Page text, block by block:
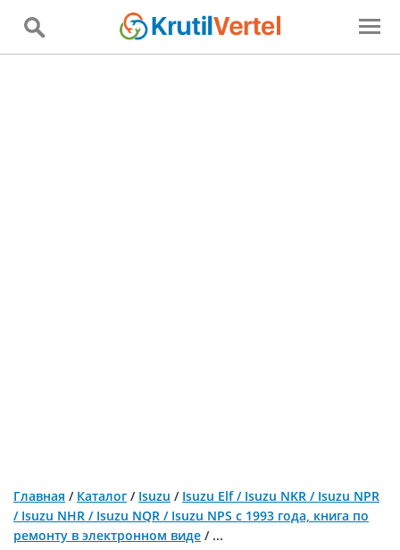
Главная / Каталог / Isuzu / Isuzu Elf / Isuzu NKR / Isuzu NPR
/ Isuzu NHR / Isuzu NQR / Isuzu NPS с 1993 года, книга по
ремонту в электронном виде / ...